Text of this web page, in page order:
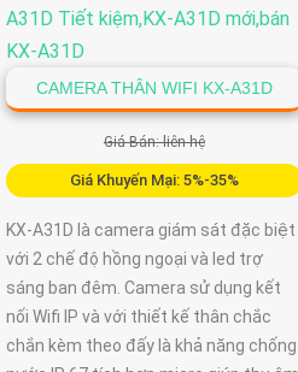
CAMERA THÂN WIFI KX-A31D
Giá Bán: liên hệ
Giá Khuyến Mại: 5%-35%
KX-A31D là camera giám sát đặc biệt
với 2 chế độ hồng ngoại và led trợ
sáng ban đêm. Camera sử dụng kết
nối Wifi IP và với thiết kế thân chắc
chắn kèm theo đấy là khả năng chống